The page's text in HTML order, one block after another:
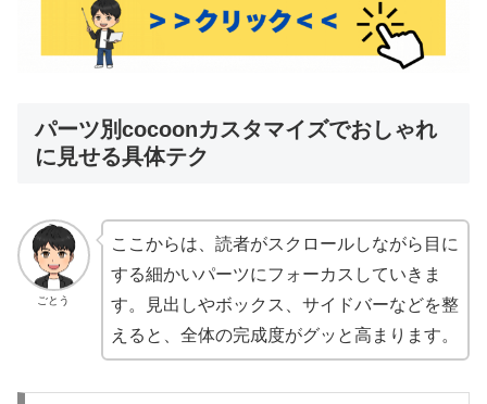
パーツ別cocoonカスタマイズでおしゃれ
に見せる具体テク
ごとう
ここからは、読者がスクロールしながら目に
する細かいパーツにフォーカスしていきま
す。見出しやボックス、サイドバーなどを整
えると、全体の完成度がグッと高まります。